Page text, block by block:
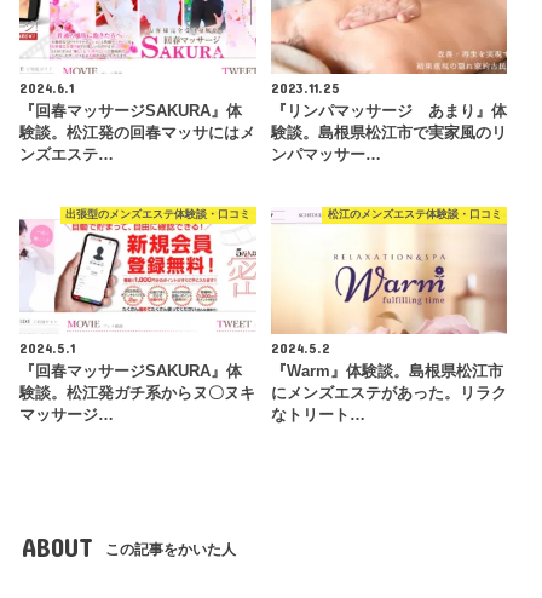
2024.6.1
『回春マッサージSAKURA』体
験談。松江発の回春マッサにはメ
ンズエステ…
2023.11.25
『リンパマッサージ あまり』体
験談。島根県松江市で実家風のリ
ンパマッサー…
出張型のメンズエステ体験談・口コミ
2024.5.1
『回春マッサージSAKURA』体
験談。松江発ガチ系からヌ〇ヌキ
マッサージ…
松江のメンズエステ体験談・口コミ
2024.5.2
『Warm』体験談。島根県松江市
にメンズエステがあった。リラク
なトリート…
ABOUT この記事をかいた人